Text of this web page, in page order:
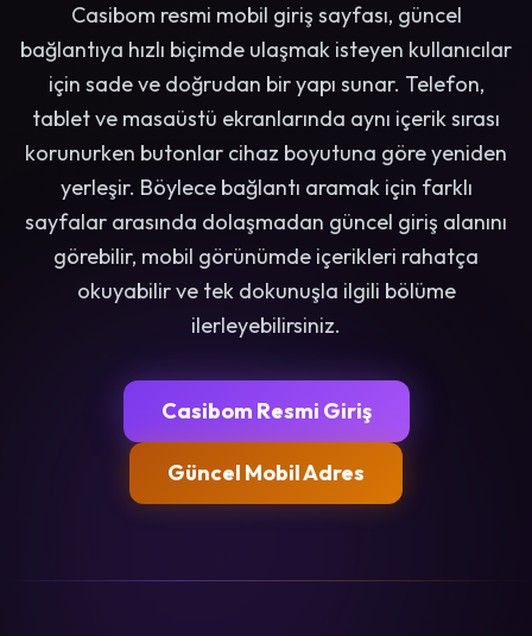
Casibom resmi mobil giriş sayfası, güncel
bağlantıya hızlı biçimde ulaşmak isteyen kullanıcılar
için sade ve doğrudan bir yapı sunar. Telefon,
tablet ve masaüstü ekranlarında aynı içerik sırası
korunurken butonlar cihaz boyutuna göre yeniden
yerleşir. Böylece bağlantı aramak için farklı
sayfalar arasında dolaşmadan güncel giriş alanını
görebilir, mobil görünümde içerikleri rahatça
okuyabilir ve tek dokunuşla ilgili bölüme
ilerleyebilirsiniz.
Casibom Resmi Giriş
Güncel Mobil Adres